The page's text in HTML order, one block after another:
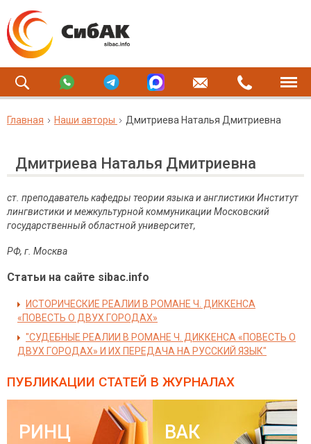
Главная Наши авторы Дмитриева Наталья Дмитриевна
Дмитриева Наталья Дмитриевна
ст. преподаватель кафедры теории языка и англистики Институт
лингвистики и межкультурной коммуникации Московский
государственный областной университет,
РФ, г. Москва
Статьи на сайте sibac.info
ИСТОРИЧЕСКИЕ РЕАЛИИ В РОМАНЕ Ч. ДИККЕНСА
«ПОВЕСТЬ О ДВУХ ГОРОДАХ»
"СУДЕБНЫЕ РЕАЛИИ В РОМАНЕ Ч. ДИККЕНСА «ПОВЕСТЬ О
ДВУХ ГОРОДАХ» И ИХ ПЕРЕДАЧА НА РУССКИЙ ЯЗЫК"
ПУБЛИКАЦИИ СТАТЕЙ В ЖУРНАЛАХ
РИНЦ ВАК